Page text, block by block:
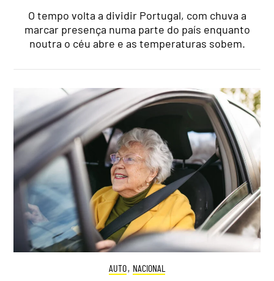
O tempo volta a dividir Portugal, com chuva a
marcar presença numa parte do país enquanto
noutra o céu abre e as temperaturas sobem.
AUTO, NACIONAL